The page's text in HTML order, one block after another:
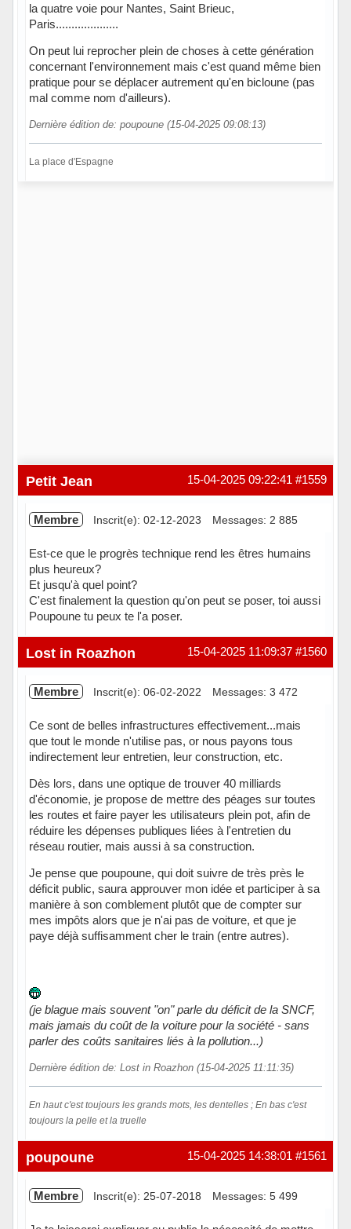
la quatre voie pour Nantes, Saint Brieuc,
Paris....................
On peut lui reprocher plein de choses à cette génération
concernant l'environnement mais c'est quand même bien
pratique pour se déplacer autrement qu'en bicloune (pas
mal comme nom d'ailleurs).
Dernière édition de: poupoune (15-04-2025 09:08:13)
La place d'Espagne
#1559
15-04-2025 09:22:41
Petit Jean
Membre Inscrit(e): 02-12-2023 Messages: 2 885
Est-ce que le progrès technique rend les êtres humains
plus heureux?
Et jusqu'à quel point?
C'est finalement la question qu'on peut se poser, toi aussi
Poupoune tu peux te l'a poser.
Hors ligne #1560
15-04-2025 11:09:37
Lost in Roazhon
Membre Inscrit(e): 06-02-2022 Messages: 3 472
Ce sont de belles infrastructures effectivement...mais
que tout le monde n'utilise pas, or nous payons tous
indirectement leur entretien, leur construction, etc.
Dès lors, dans une optique de trouver 40 milliards
d'économie, je propose de mettre des péages sur toutes
les routes et faire payer les utilisateurs plein pot, afin de
réduire les dépenses publiques liées à l'entretien du
réseau routier, mais aussi à sa construction.
Je pense que poupoune, qui doit suivre de très près le
déficit public, saura approuver mon idée et participer à sa
manière à son comblement plutôt que de compter sur
mes impôts alors que je n'ai pas de voiture, et que je
paye déjà suffisamment cher le train (entre autres).
(je blague mais souvent "on" parle du déficit de la SNCF,
mais jamais du coût de la voiture pour la société - sans
parler des coûts sanitaires liés à la pollution...)
Dernière édition de: Lost in Roazhon (15-04-2025 11:11:35)
En haut c'est toujours les grands mots, les dentelles ; En bas c'est
toujours la pelle et la truelle
Hors ligne #1561
15-04-2025 14:38:01
poupoune
Membre Inscrit(e): 25-07-2018 Messages: 5 499